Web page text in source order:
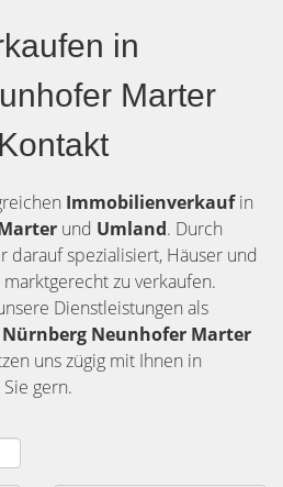
in
Marter
Immobilienverkaufin
und Umland. Durch
darauf spezialisiert, Häuser und
zu verkaufen.
Dienstleistungen als
Nürnberg Neunhofer Marter
uns zügig mit Ihnen in
gern.